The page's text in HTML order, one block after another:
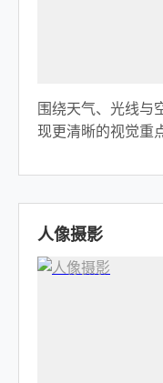
围绕天气、光线与
现更清晰的视觉重
人像摄影